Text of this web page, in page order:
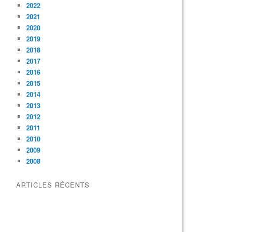
2022
2021
2020
2019
2018
2017
2016
2015
2014
2013
2012
2011
2010
2009
2008
ARTICLES RÉCENTS